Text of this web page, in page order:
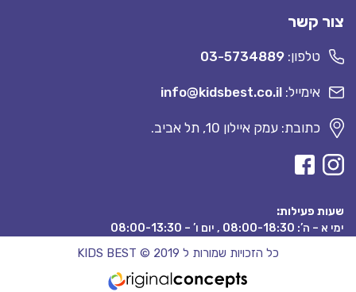
צור קשר
טלפון: 03-5734889
אימייל: info@kidsbest.co.il
כתובת: עמק איילון 10, תל אביב.
שעות פעילות:
ימי א – ה’: 08:00-18:30 , יום ו’ – 08:00-13:30
כל הזכויות שמורות ל KIDS BEST © 2019